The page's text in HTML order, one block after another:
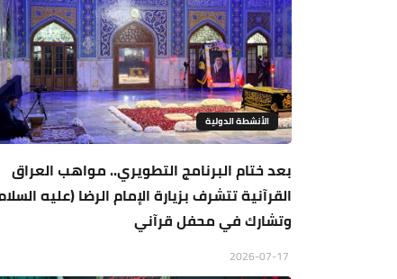
الأنشطة الدولية
بعد ختام البرنامج التطويري.. مواهب العراق
القرآنية تتشرف بزيارة الإمام الرضا (عليه
وتشارك في محفل قرآني